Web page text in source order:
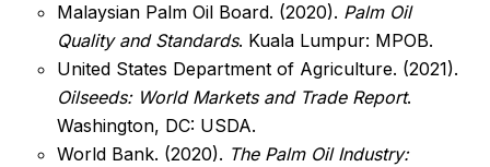
Malaysian Palm Oil Board. (2020). Palm Oil
Quality and Standards. Kuala Lumpur: MPOB.
United States Department of Agriculture. (2021).
Oilseeds: World Markets and Trade Report.
Washington, DC: USDA.
World Bank. (2020). The Palm Oil Industry: